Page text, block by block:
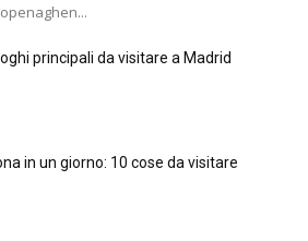
principali da visitare a Madrid
in un giorno: 10 cose da visitare